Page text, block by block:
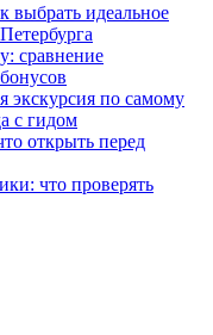
выбрать идеальное
сравнение
экскурсия по самому
с гидом
открыть перед
что проверять